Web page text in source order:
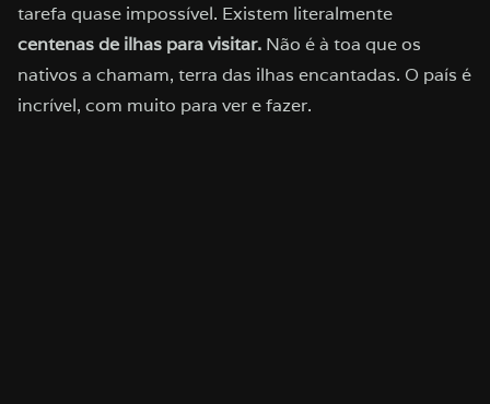
tarefa quase impossível. Existem literalmente
centenas de ilhas para visitar. Não é à toa que os
nativos a chamam, terra das ilhas encantadas. O país é
incrível, com muito para ver e fazer.